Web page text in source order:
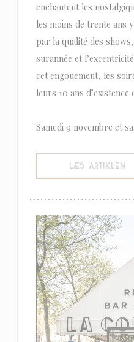
enchantent les
les moins de trente ans
par la qualité des
surannée et
cet engouement, les
leurs 10 ans d’existence
Samedi 9 novembre et
LÆS ARTIKLEN